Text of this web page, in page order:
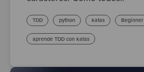
TDD python katas Beginner
aprende TDD con katas